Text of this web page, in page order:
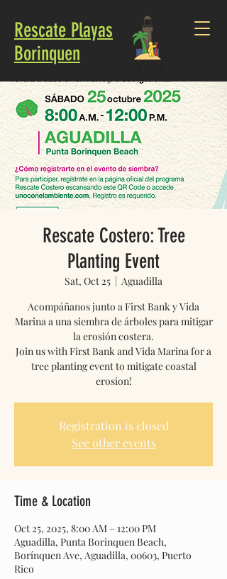
Rescate Playas
Borinquen
Rescate Costero: Tree
Planting Event
Sat, Oct 25
  |
Aguadilla
Acompáñanos junto a First Bank y Vida
Marina a una siembra de árboles para mitigar
la erosión costera.
Join us with First Bank and Vida Marina for a
tree planting event to mitigate coastal
erosion!
Registration is closed
See other events
Time & Location
Oct 25, 2025, 8:00 AM – 12:00 PM
Aguadilla, Punta Borinquen Beach,
Borínquen Ave, Aguadilla, 00603, Puerto
Rico